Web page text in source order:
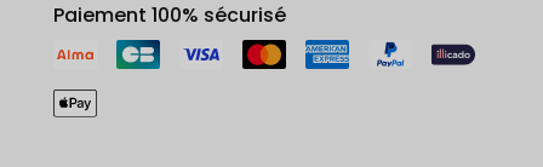
Paiement 100% sécurisé